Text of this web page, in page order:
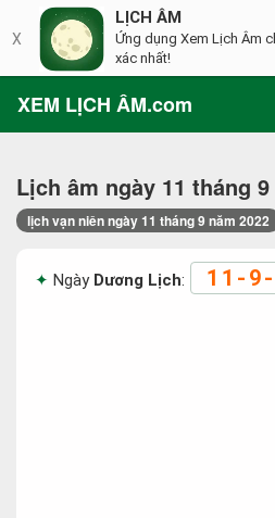
XEM LỊCH ÂM.com
Lịch âm ngày 11 tháng
lịch vạn niên ngày 11 tháng 9 năm 2022
Ngày Dương Lịch: 11-
X
LỊCH ÂM
Ứng dụng Xem Lịch Âm
xác nhất!